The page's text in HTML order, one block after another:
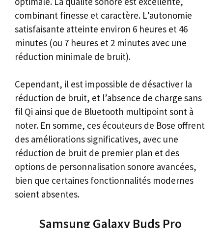
combinant finesse et caractère. L’autonomie
satisfaisante atteinte environ 6 heures et 46
minutes (ou 7 heures et 2 minutes avec une
réduction minimale de bruit).
Cependant, il est impossible de désactiver la
réduction de bruit, et l’absence de charge sans
fil Qi ainsi que de Bluetooth multipoint sont à
noter. En somme, ces écouteurs de Bose offrent
des améliorations significatives, avec une
réduction de bruit de premier plan et des
options de personnalisation sonore avancées,
bien que certaines fonctionnalités modernes
soient absentes.
Samsung Galaxy Buds Pro